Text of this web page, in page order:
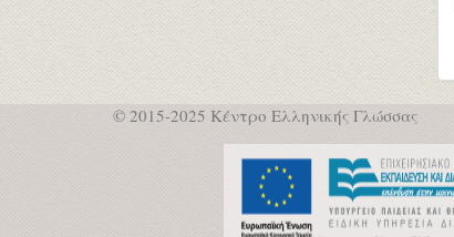
© 2015-2025 Κέντρο Ελληνικής Γλώσσας